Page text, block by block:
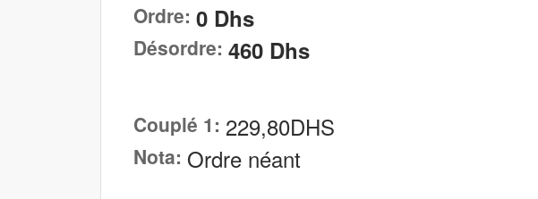
Ordre: 0 Dhs
Désordre: 460 Dhs
Couplé 1: 229,80DHS
Nota: Ordre néant